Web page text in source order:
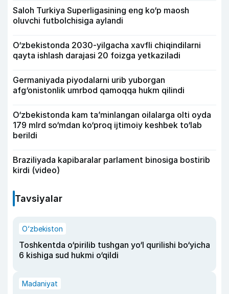
Saloh Turkiya Superligasining eng ko‘p maosh
oluvchi futbolchisiga aylandi
O‘zbekistonda 2030-yilgacha xavfli chiqindilarni
qayta ishlash darajasi 20 foizga yetkaziladi
Germaniyada piyodalarni urib yuborgan
afg‘onistonlik umrbod qamoqqa hukm qilindi
O‘zbekistonda kam ta’minlangan oilalarga olti oyda
179 mlrd so‘mdan ko‘proq ijtimoiy keshbek to‘lab
berildi
Braziliyada kapibaralar parlament binosiga bostirib
kirdi (video)
Tavsiyalar
O‘zbekiston
Toshkentda o‘pirilib tushgan yo‘l qurilishi bo‘yicha
6 kishiga sud hukmi o‘qildi
Madaniyat